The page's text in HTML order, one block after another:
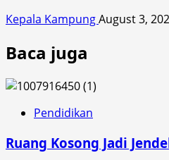
Kepala KampungAugust 3,
Baca juga
Pendidikan
Ruang Kosong Jadi